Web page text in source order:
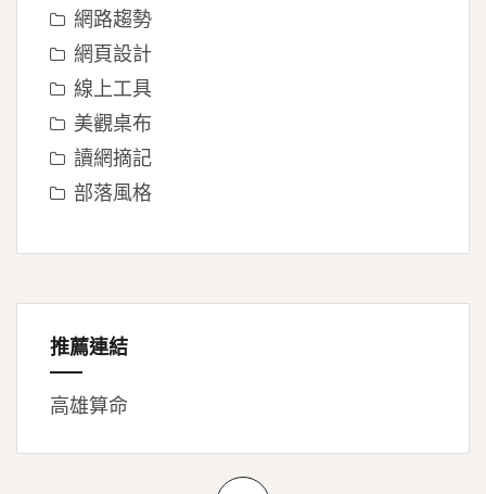
網路趨勢
網頁設計
線上工具
美觀桌布
讀網摘記
部落風格
推薦連結
高雄算命